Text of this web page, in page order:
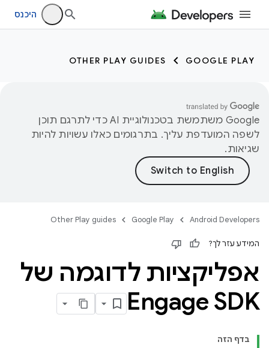
היכנס
GOOGLE PLAY
OTHER PLAY GUIDES
‫Google משתמשת בטכנולוגיית AI כדי לתרגם תוכן
לשפה המועדפת עליך. בתרגומים כאלו עשויות להיות
שגיאות.
Android Developers
Google Play
Other Play guides
המידע עזר לך?
אפליקציות לדוגמה של
Engage SDK
בדף הזה